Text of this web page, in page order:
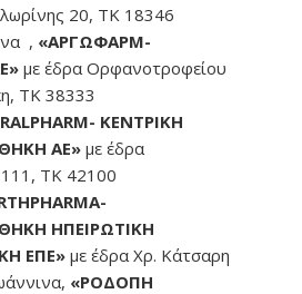
20, ΤΚ 18346
, «ΑΡΓΩΦΑΡΜ-
με έδρα Ορφανοτροφείου
ΤΚ 38333
ΚΕΝΤΡΙΚΗ
ΑΕ» με έδρα
ΤΚ 42100
ΗΠΕΙΡΩΤΙΚΗ
ΕΠΕ» με έδρα Χρ. Κάτσαρη
«ΡΟΔΟΠΗ